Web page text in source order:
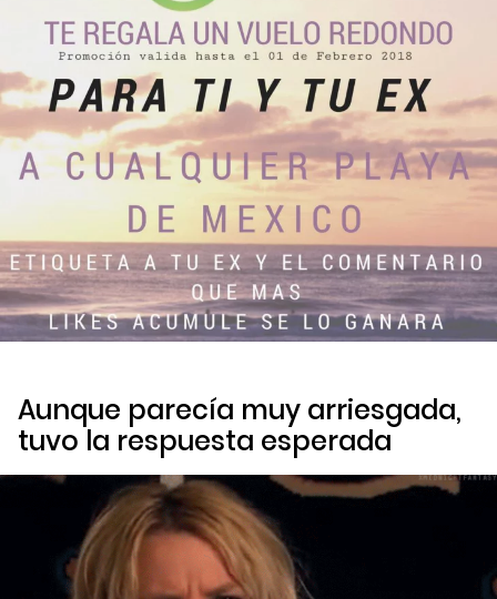
Aunque parecía muy arriesgada,
tuvo la respuesta esperada